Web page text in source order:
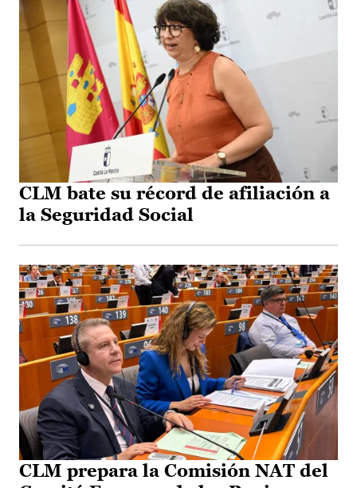
CLM bate su récord de afiliación a
la Seguridad Social
CLM prepara la Comisión NAT del